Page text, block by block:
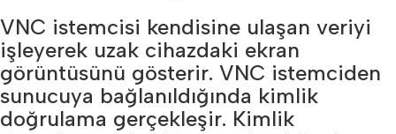
VNC istemcisi kendisine ulaşan veriyi
işleyerek uzak cihazdaki ekran
görüntüsünü gösterir. VNC istemciden
sunucuya bağlanıldığında kimlik
doğrulama gerçekleşir. Kimlik